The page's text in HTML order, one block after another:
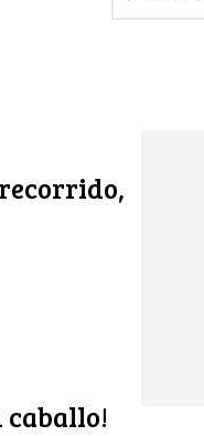
caballo!